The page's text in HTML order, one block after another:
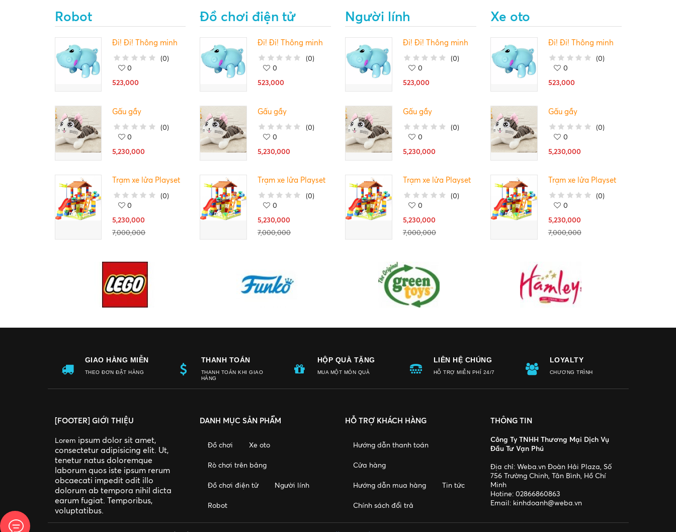
Robot
Đi! Đi! Thông minh
(0)
0
523,000
Gấu gầy
(0)
0
5,230,000
Trạm xe lửa Playset
(0)
0
5,230,000
7,000,000
Đồ chơi điện tử
Đi! Đi! Thông minh
(0)
0
523,000
Gấu gầy
(0)
0
5,230,000
Trạm xe lửa Playset
(0)
0
5,230,000
7,000,000
Người lính
Đi! Đi! Thông minh
(0)
0
523,000
Gấu gầy
(0)
0
5,230,000
Trạm xe lửa Playset
(0)
0
5,230,000
7,000,000
Xe oto
Đi! Đi! Thông minh
(0)
0
523,000
Gấu gầy
(0)
0
5,230,000
Trạm xe lửa Playset
(0)
0
5,230,000
7,000,000
GIAO HÀNG MIỄN
PHÍ
THEO ĐƠN ĐẶT HÀNG
THANH TOÁN
THANH TOÁN KHI GIAO
HÀNG
HỘP QUÀ TẶNG
MIỄN PHÍ
MUA MỘT MÓN QUÀ
LIÊN HỆ CHÚNG
TÔI
HỖ TRỢ MIỄN PHÍ 24/7
LOYALTY
CHƯƠNG TRÌNH
[FOOTER] GIỚI THIỆU
Lorem ipsum dolor sit amet,
consectetur adipisicing elit. Ut,
tenetur natus doloremque
laborum quos iste ipsum rerum
obcaecati impedit odit illo
dolorum ab tempora nihil dicta
earum fugiat. Temporibus,
voluptatibus.
DANH MỤC SẢN PHẨM
Đồ chơi Xe oto
Rò chơi trên bảng
Đồ chơi điện tử Người lính
Robot
HỖ TRỢ KHÁCH HÀNG
Hướng dẫn thanh toán
Cửa hàng
Hướng dẫn mua hàng Tin tức
Chính sách đổi trả
THÔNG TIN
Công Ty TNHH Thương Mại Dịch Vụ
Đầu Tư Vạn Phú
Địa chỉ: Weba.vn Đoàn Hải Plaza, Số
756 Trường Chinh, Tân Bình, Hồ Chí
Minh
Hotine:02866860863
Email: kinhdoanh@weba.vn